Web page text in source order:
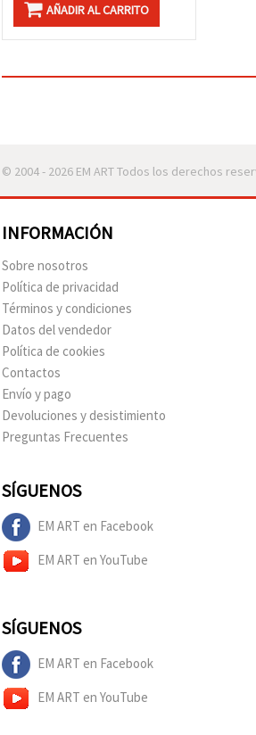
AÑADIR AL CARRITO
© 2004 - 2026 EM ART Todos los derechos
INFORMACIÓN
Sobre nosotros
Política de privacidad
Términos y condiciones
Datos del vendedor
Política de cookies
Contactos
Envío y pago
Devoluciones y desistimiento
Preguntas Frecuentes
SÍGUENOS
EM ART en Facebook
EM ART en YouTube
SÍGUENOS
EM ART en Facebook
EM ART en YouTube